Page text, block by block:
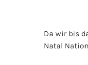
Da wir bis
Natal